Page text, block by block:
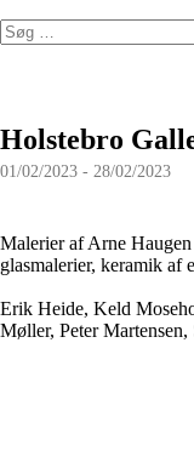
Search
for:
Holstebro
01/02/2023 - 28/02/2023
Malerier af Arne
glasmalerier, keramik af
Erik Heide, Keld
Møller, Peter